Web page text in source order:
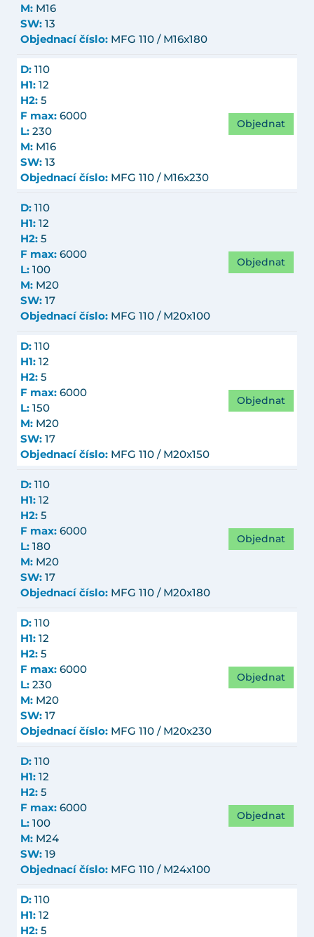
M: M16
SW: 13
Objednací číslo: MFG 110 / M16x180
D: 110
H1: 12
H2: 5
F max: 6000
L: 230
M: M16
SW: 13
Objednací číslo: MFG 110 / M16x230
Objednat
D: 110
H1: 12
H2: 5
F max: 6000
L: 100
M: M20
SW: 17
Objednací číslo: MFG 110 / M20x100
Objednat
D: 110
H1: 12
H2: 5
F max: 6000
L: 150
M: M20
SW: 17
Objednací číslo: MFG 110 / M20x150
Objednat
D: 110
H1: 12
H2: 5
F max: 6000
L: 180
M: M20
SW: 17
Objednací číslo: MFG 110 / M20x180
Objednat
D: 110
H1: 12
H2: 5
F max: 6000
L: 230
M: M20
SW: 17
Objednací číslo: MFG 110 / M20x230
Objednat
D: 110
H1: 12
H2: 5
F max: 6000
L: 100
M: M24
SW: 19
Objednací číslo: MFG 110 / M24x100
Objednat
D: 110
H1: 12
H2: 5